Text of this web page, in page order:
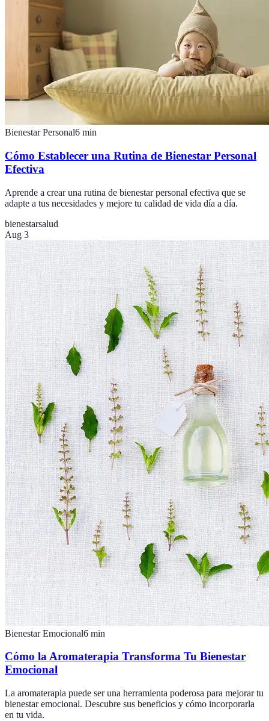
Bienestar Personal6 min
Cómo Establecer una Rutina de Bienestar Personal
Efectiva
Aprende a crear una rutina de bienestar personal efectiva que se
adapte a tus necesidades y mejore tu calidad de vida día a día.
bienestarsalud
Aug 3
Bienestar Emocional6 min
Cómo la Aromaterapia Transforma Tu Bienestar
Emocional
La aromaterapia puede ser una herramienta poderosa para mejorar tu
bienestar emocional. Descubre sus beneficios y cómo incorporarla
en tu vida.